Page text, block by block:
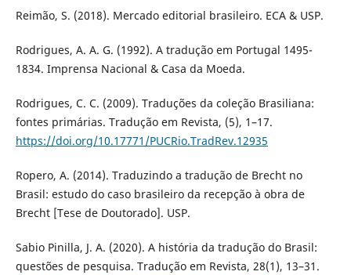
Reimão, S. (2018). Mercado editorial brasileiro. ECA & USP.
Rodrigues, A. A. G. (1992). A tradução em Portugal 1495-
1834. Imprensa Nacional & Casa da Moeda.
Rodrigues, C. C. (2009). Traduções da coleção Brasiliana:
fontes primárias. Tradução em Revista, (5), 1–17.
https://doi.org/10.17771/PUCRio.TradRev.12935
Ropero, A. (2014). Traduzindo a tradução de Brecht no
Brasil: estudo do caso brasileiro da recepção à obra de
Brecht [Tese de Doutorado]. USP.
Sabio Pinilla, J. A. (2020). A história da tradução do Brasil:
questões de pesquisa. Tradução em Revista, 28(1), 13–31.